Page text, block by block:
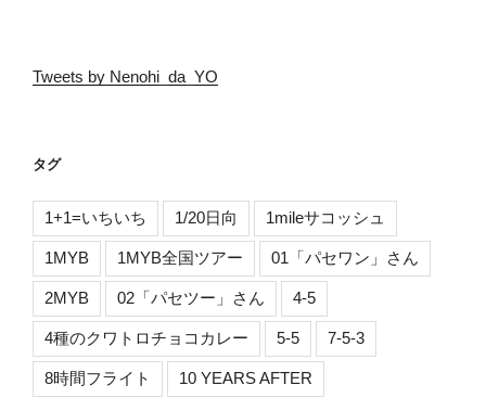
Tweets by Nenohi_da_YO
タグ
1+1=いちいち 1/20日向 1mileサコッシュ
1MYB 1MYB全国ツアー 01「パセワン」さん
2MYB 02「パセツー」さん 4-5
4種のクワトロチョコカレー 5-5 7-5-3
8時間フライト 10 YEARS AFTER